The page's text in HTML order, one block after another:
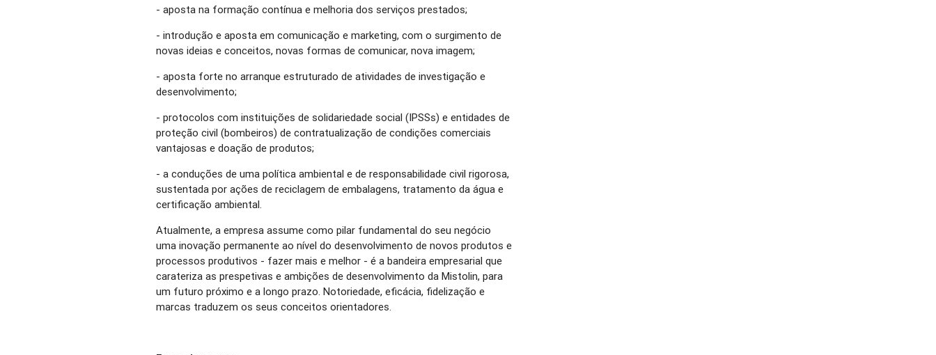
- aposta na formação contínua e melhoria dos serviços prestados;
- introdução e aposta em comunicação e marketing, com o surgimento de
novas ideias e conceitos, novas formas de comunicar, nova imagem;
- aposta forte no arranque estruturado de atividades de investigação e
desenvolvimento;
- protocolos com instituições de solidariedade social (IPSSs) e entidades de
proteção civil (bombeiros) de contratualização de condições comerciais
vantajosas e doação de produtos;
- a conduções de uma política ambiental e de responsabilidade civil rigorosa,
sustentada por ações de reciclagem de embalagens, tratamento da água e
certificação ambiental.
Atualmente, a empresa assume como pilar fundamental do seu negócio
uma inovação permanente ao nível do desenvolvimento de novos produtos e
processos produtivos - fazer mais e melhor - é a bandeira empresarial que
carateriza as prespetivas e ambições de desenvolvimento da Mistolin, para
um futuro próximo e a longo prazo. Notoriedade, eficácia, fidelização e
marcas traduzem os seus conceitos orientadores.